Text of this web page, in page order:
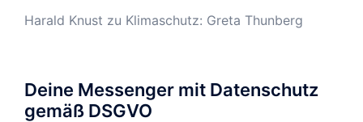
Harald Knust zu Klimaschutz: Greta Thunberg
Deine Messenger mit Datenschutz
gemäß DSGVO